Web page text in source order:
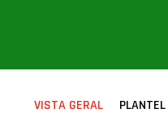
PROJETOS
VISTA GERAL PLANTEL